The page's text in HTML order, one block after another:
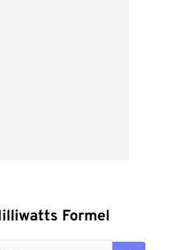
Formel